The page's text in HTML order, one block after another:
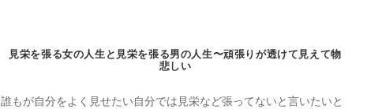
見栄を張る女の人生と見栄を張る男の人生〜頑張りが透けて見えて物
悲しい
誰もが自分をよく見せたい自分では見栄など張ってないと言いたいと